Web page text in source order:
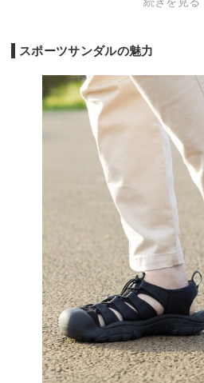
スポーツサンダルの魅力